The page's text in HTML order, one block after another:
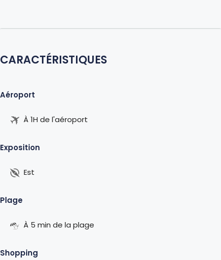
CARACTÉRISTIQUES
Aéroport
À 1H de l'aéroport
Exposition
Est
Plage
À 5 min de la plage
Shopping